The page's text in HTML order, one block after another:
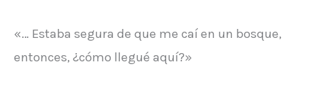
«… Estaba segura de que me caí en un bosque,
entonces, ¿cómo llegué aquí?»